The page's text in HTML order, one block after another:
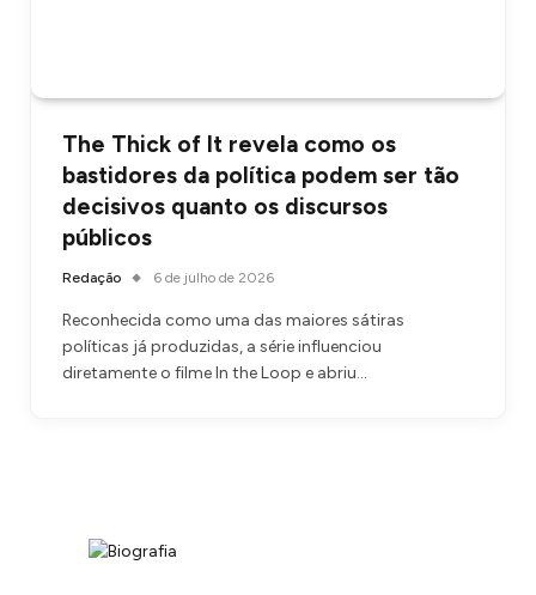
The Thick of It revela como os
bastidores da política podem ser tão
decisivos quanto os discursos
públicos
Redação 6 de julho de 2026
Reconhecida como uma das maiores sátiras
políticas já produzidas, a série influenciou
diretamente o filme In the Loop e abriu…